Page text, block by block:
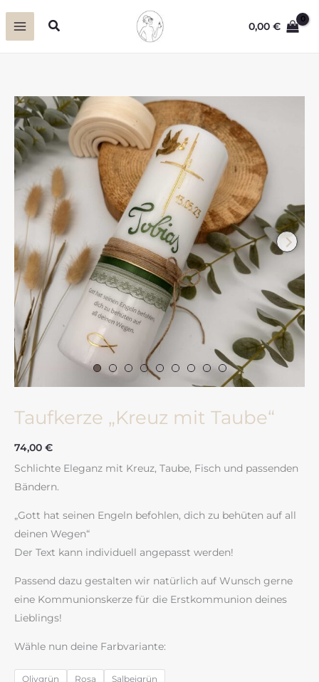
Inhalt
Suchen 0,00€
Taufkerze „Kreuz mit Taube“
74,00 €
Schlichte Eleganz mit Kreuz, Taube, Fisch und passenden
Bändern.
„Gott hat seinen Engeln befohlen, dich zu behüten auf all
deinen Wegen“
Der Text kann individuell angepasst werden!
Passend dazu gestalten wir natürlich auf Wunsch gerne
eine Kommunionskerze für die Erstkommunion deines
Lieblings!
Wähle nun deine Farbvariante:
Olivgrün Rosa Salbeigrün